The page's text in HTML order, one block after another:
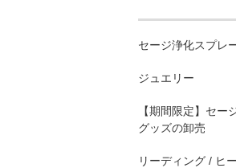
セージ浄化スプレ
ジュエリー
【期間限定】セー
グッズの卸売
リーディング / ヒ